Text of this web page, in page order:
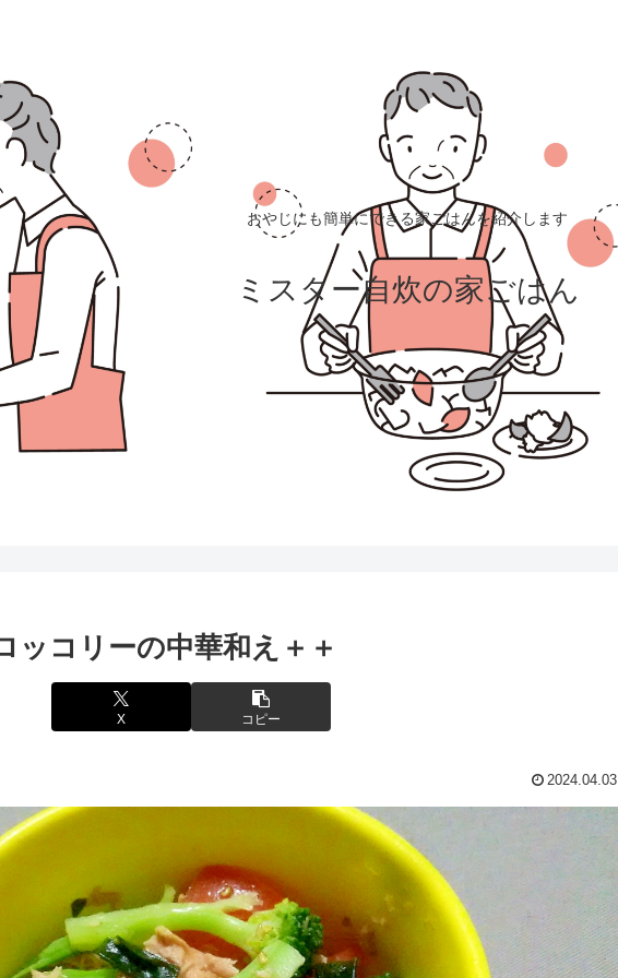
おやじにも簡単にできる家ごはんを紹介します
ミスター自炊の家ごはん
ッコリーの中華和え＋＋
X コピー
2024.04.03